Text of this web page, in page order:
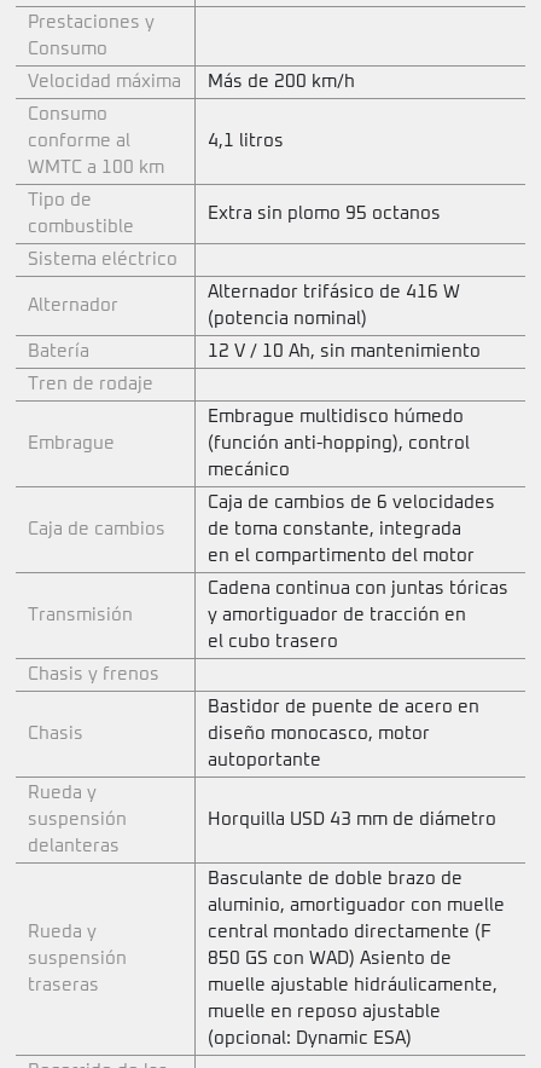
Prestaciones y
Consumo
Velocidad máxima
Más de 200 km/h
Consumo
conforme al
WMTC a 100 km
4,1 litros
Tipo de
combustible
Extra sin plomo 95 octanos
Sistema eléctrico
Alternador
Alternador trifásico de 416 W
(potencia nominal)
Batería
12 V / 10 Ah, sin mantenimiento
Tren de rodaje
Embrague
Embrague multidisco húmedo
(función anti-hopping), control
mecánico
Caja de cambios
Caja de cambios de 6 velocidades
de toma constante, integrada
en el compartimento del motor
Transmisión
Cadena continua con juntas tóricas
y amortiguador de tracción en
el cubo trasero
Chasis y frenos
Chasis
Bastidor de puente de acero en
diseño monocasco, motor
autoportante
Rueda y
suspensión
delanteras
Horquilla USD 43 mm de diámetro
Rueda y
suspensión
traseras
Basculante de doble brazo de
aluminio, amortiguador con muelle
central montado directamente (F
850 GS con WAD) Asiento de
muelle ajustable hidráulicamente,
muelle en reposo ajustable
(opcional: Dynamic ESA)